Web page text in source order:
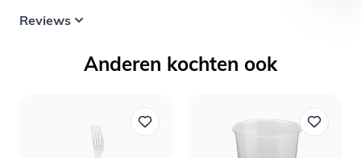
Reviews
Anderen kochten ook